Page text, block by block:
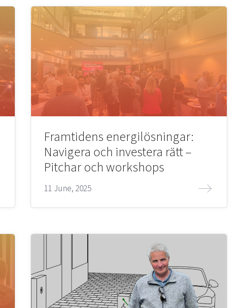
Framtidens energilösningar:
Navigera och investera rätt –
Pitchar och workshops
11 June, 2025